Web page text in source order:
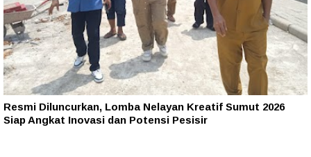
Resmi Diluncurkan, Lomba Nelayan Kreatif Sumut 2026
Siap Angkat Inovasi dan Potensi Pesisir